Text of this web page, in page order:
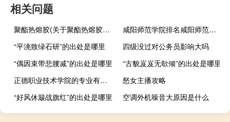
相关问题
聚酯热熔胶(关于聚酯热熔胶简述)
咸阳师范学院排名咸阳师范学院在陕西排名
“平洮致绿石研”的出处是哪里
四级没过对公务员影响大吗
“偶因束带悲腰减”的出处是哪里
“古貌岌岌无欹倾”的出处是哪里
正德职业技术学院的专业有哪些
怒女主播攻略
“好风休簸战旗红”的出处是哪里
空调外机噪音大原因是什么